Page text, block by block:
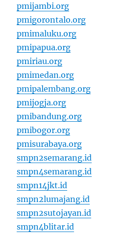
pmijambi.org
pmigorontalo.org
pmimaluku.org
pmipapua.org
pmiriau.org
pmimedan.org
pmipalembang.org
pmijogja.org
pmibandung.org
pmibogor.org
pmisurabaya.org
smpn2semarang.id
smpn4semarang.id
smpn14jkt.id
smpn2lumajang.id
smpn2sutojayan.id
smpn4blitar.id